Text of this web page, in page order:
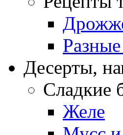
Десерты,
Сладкие
Желе